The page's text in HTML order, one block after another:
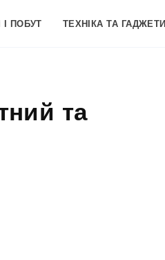
І ПОБУТ ТЕХНІКА ТА ГАДЖЕТИ
та